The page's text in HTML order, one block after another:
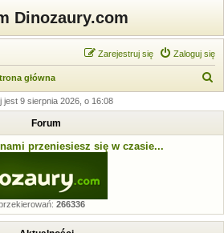
Dinozaury.com
Zaloguj się
Zarejestruj się
główna
k
jest 9 sierpnia 2026, o 16:08
Forum
przeniesiesz się w czasie...
266336